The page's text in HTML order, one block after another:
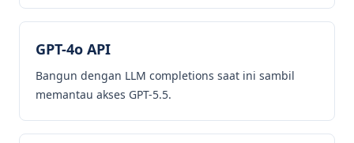
GPT-4o API
Bangun dengan LLM completions saat ini sambil
memantau akses GPT-5.5.